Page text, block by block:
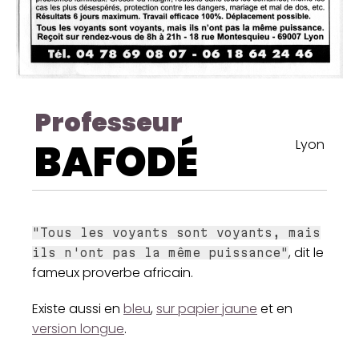
Professeur
BAFODÉ Lyon
"Tous les voyants sont voyants, mais
ils n'ont pas la même puissance", dit le
fameux proverbe africain.
Existe aussi en bleu,sur papier jaune et en
version longue.